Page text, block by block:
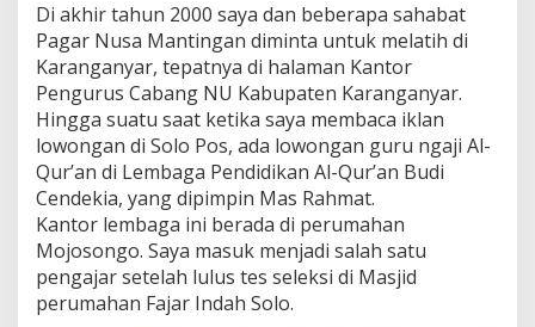
Di akhir tahun 2000 saya dan beberapa sahabat
Pagar Nusa Mantingan diminta untuk melatih di
Karanganyar, tepatnya di halaman Kantor
Pengurus Cabang NU Kabupaten Karanganyar.
Hingga suatu saat ketika saya membaca iklan
lowongan di Solo Pos, ada lowongan guru ngaji Al-
Qur’an di Lembaga Pendidikan Al-Qur’an Budi
Cendekia, yang dipimpin Mas Rahmat.
Kantor lembaga ini berada di perumahan
Mojosongo. Saya masuk menjadi salah satu
pengajar setelah lulus tes seleksi di Masjid
perumahan Fajar Indah Solo.